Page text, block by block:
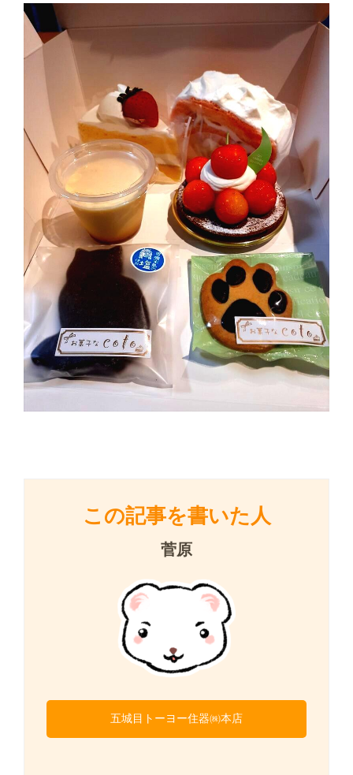
この記事を書いた人
菅原
五城目トーヨー住器㈱本店